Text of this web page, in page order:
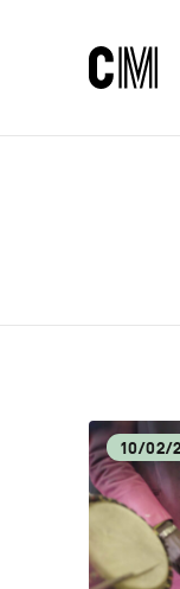
Charleroi
Métropole
10/02/